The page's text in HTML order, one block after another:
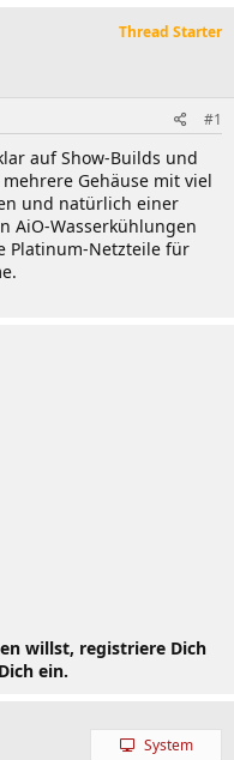
Thread Starter
#1
auf Show-Builds und
Gehäuse mit viel
und natürlich einer
AiO-Wasserkühlungen
Platinum-Netzteile für
willst, registriere Dich
ein.
System